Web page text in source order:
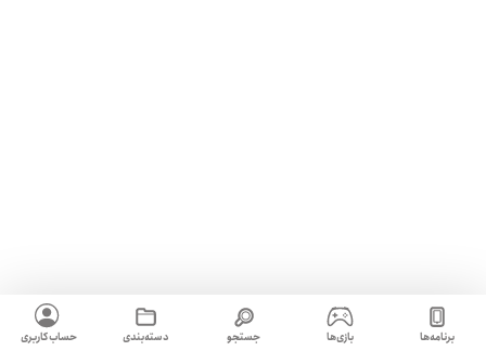
برنامه‌ها بازی‌ها جستجو دسته‌بندی حساب کاربری